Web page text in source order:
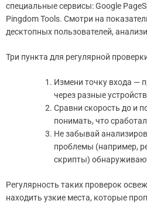
специальные сервисы: Google
Pingdom Tools. Смотри на
десктопных пользователей,
Три пункта для регулярной
Измени точку входа —
через разные
Сравни скорость до и
понимать, что
Не забывай
проблемы (например,
скрипты)
Регулярность таких проверок
находить узкие места, которые